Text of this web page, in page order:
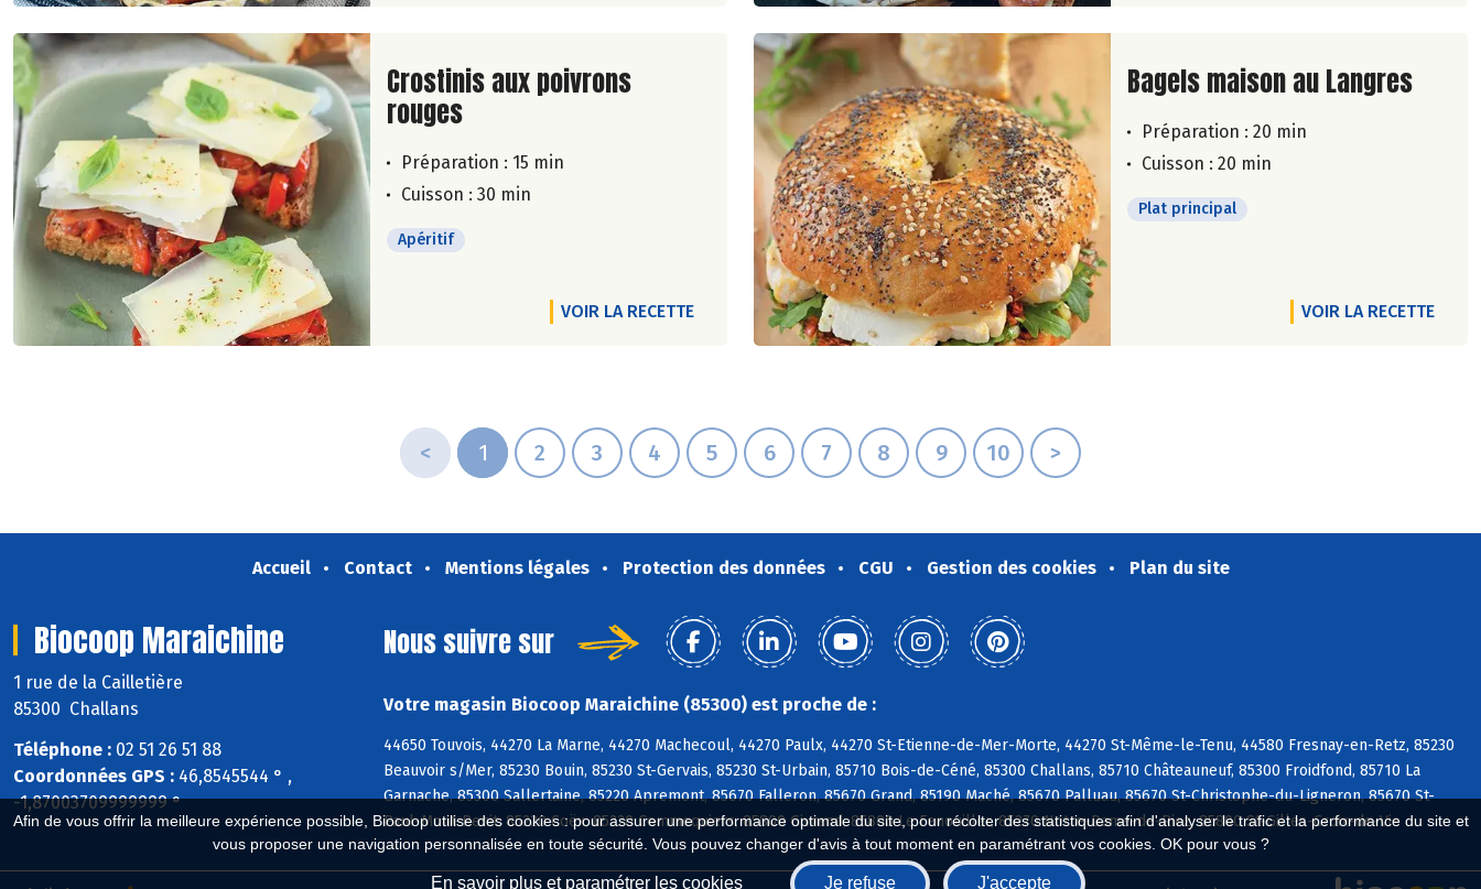
Afin de vous offrir la meilleure expérience possible, Biocoop utilise des cookies : pour assurer une performance optimale du site, pour récolter des statistiques afin d'analyser le trafic et la performance du site et
vous proposer une navigation personnalisée en toute sécurité. Vous pouvez changer d'avis à tout moment en paramétrant vos cookies. OK pour vous ?
En savoir plus et paramétrer les cookies Je refuse J'accepte
Lire la suite de la recette
Crostinis aux poivrons
rouges
Préparation : 15 min
Cuisson : 30 min
Apéritif
VOIR LA RECETTE
Lire la suite de la recette
Bagels maison au Langres
Préparation : 20 min
Cuisson : 20 min
Plat principal
VOIR LA RECETTE
< 1 2 3 4 5 6 7 8 9 10 >
Accueil Contact Mentions légales Protection des données CGU Gestion des cookies Plan du site
Biocoop Maraichine
1 rue de la Cailletière
85300 Challans
Téléphone : 02 51 26 51 88
Coordonnées GPS : 46,8545544 ° ,
-1,87003709999999 °
Nous suivre sur
Votre magasin Biocoop Maraichine (85300) est proche de :
44650 Touvois, 44270 La Marne, 44270 Machecoul, 44270 Paulx, 44270 St-Etienne-de-Mer-Morte, 44270 St-Même-le-Tenu, 44580 Fresnay-en-Retz, 85230
Beauvoir s/Mer, 85230 Bouin, 85230 St-Gervais, 85230 St-Urbain, 85710 Bois-de-Céné, 85300 Challans, 85710 Châteauneuf, 85300 Froidfond, 85710 La
Garnache, 85300 Sallertaine, 85220 Apremont, 85670 Falleron, 85670 Grand, 85190 Maché, 85670 Palluau, 85670 St-Christophe-du-Ligneron, 85670 St-
Paul-Mont-Penit, 85220 Coëx, 85220 Commequiers, 85800 Givrand, 85800 Le Fenouiller, 85270 Notre-Dame-de-Riez, 85800 St-Gilles-Croix-de-Vie